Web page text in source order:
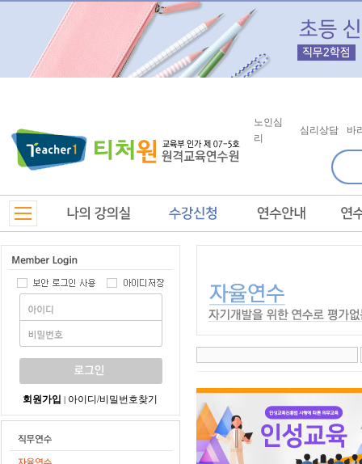
노인심
리
심리상담 바
회원가입 아이디/비밀번호찾기